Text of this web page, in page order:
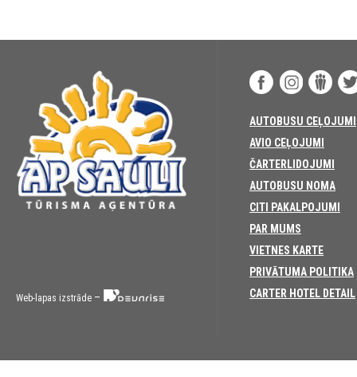
Web-lapas izstrāde –
AUTOBUSU CEĻOJUMI
AVIO CEĻOJUMI
ČARTERLIDOJUMI
AUTOBUSU NOMA
CITI PAKALPOJUMI
PAR MUMS
VIETNES KARTE
PRIVĀTUMA POLITIKA
CARTER HOTEL DETAIL